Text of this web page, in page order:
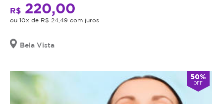
R$ 220,00
ou 10x de R$ 24,49 com juros
Bela Vista
50%
OFF